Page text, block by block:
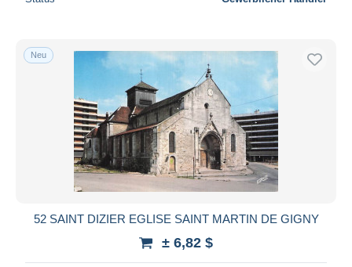
Neu
52 SAINT DIZIER EGLISE SAINT MARTIN DE GIGNY
± 6,82 $